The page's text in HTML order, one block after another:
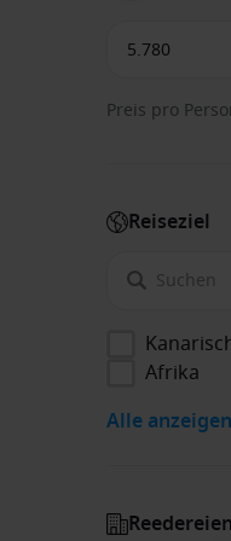
Preis pro
Reiseziel
Afrika
Alle anzeigen
Reedereien